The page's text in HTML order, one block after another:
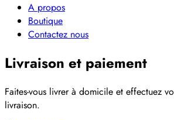
A propos
Boutique
Contactez nous
Livraison et paiement
Faites-vous livrer à domicile et effectuez
livraison.